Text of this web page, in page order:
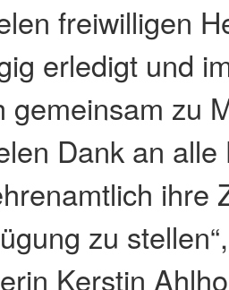
freiwilligen
erledigt und
gemeinsam zu
Dank an
ihre
zu
Kerstin